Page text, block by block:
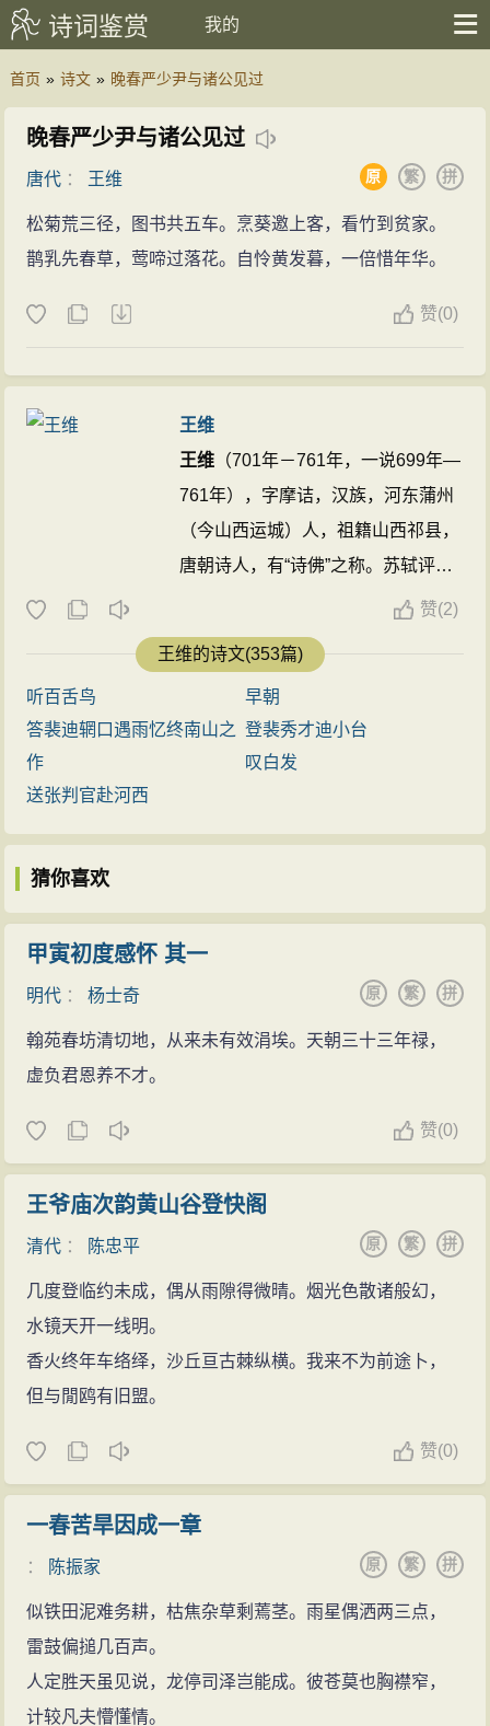
诗词鉴赏 我的
首页 » 诗文 » 晚春严少尹与诸公见过
晚春严少尹与诸公见过
唐代 ： 王维 拼
繁
原
松菊荒三径，图书共五车。烹葵邀上客，看竹到贫家。
鹊乳先春草，莺啼过落花。自怜黄发暮，一倍惜年华。
赞(0)
王维
王维 （701年－761年，一说699年—
761年），字摩诘，汉族，河东蒲州
（今山西运城）人，祖籍山西祁县，
唐朝诗人，有“诗佛”之称。苏轼评价
其：“味摩诘之诗，诗中有画；观摩
诘之画，画中有诗。”开元九年（721
年）中进士，任太乐丞。
诗人的代表，今存诗400余首，重要
诗作有《相思》《山居秋暝》等。
精通佛学，受禅宗影响很大。佛教
的由来。王维诗书画都很有名，非常
合称“王孟”。 ...
赞(2)
王维的诗文(353篇)
听百舌鸟
早朝
答裴迪辋口遇雨忆终南山之
作
登裴秀才迪小台
叹白发
送张判官赴河西
猜你喜欢
甲寅初度感怀 其一
明代 ：杨士奇 拼
繁
原
翰苑春坊清切地，从来未有效涓埃。天朝三十三年禄，
虚负君恩养不才。
赞(0)
王爷庙次韵黄山谷登快阁
清代 ： 陈忠平 拼
繁
原
几度登临约未成，偶从雨隙得微晴。烟光色散诸般幻，
水镜天开一线明。
香火终年车络绎，沙丘亘古棘纵横。我来不为前途卜，
但与閒鸥有旧盟。
赞(0)
一春苦旱因成一章
： 陈振家 拼
繁
原
似铁田泥难务耕，枯焦杂草剩蔫茎。雨星偶洒两三点，
雷鼓偏搥几百声。
人定胜天虽见说，龙停司泽岂能成。彼苍莫也胸襟窄，
计较凡夫懵懂情。